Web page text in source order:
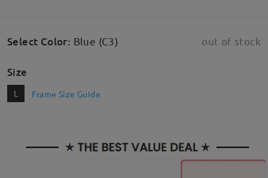
Select Color: Blue (C3) out of stock
Size
L Frame Size Guide